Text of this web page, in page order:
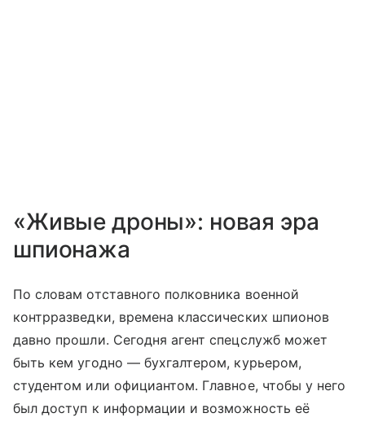
«Живые дроны»: новая эра
шпионажа
По словам отставного полковника военной
контрразведки, времена классических шпионов
давно прошли. Сегодня агент спецслужб может
быть кем угодно — бухгалтером, курьером,
студентом или официантом. Главное, чтобы у него
был доступ к информации и возможность её